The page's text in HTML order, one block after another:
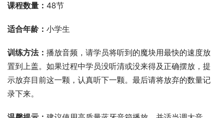
课程数量： 48节
适合年龄： 小学生
训练方法： 播放音频，请学员将听到的魔块用最快的速度放
置到上盖。如果过程中学员没听清或没来得及正确摆放，提
示放弃目前这一颗，认真听下一颗。最后请将放弃的数量记
录下来。